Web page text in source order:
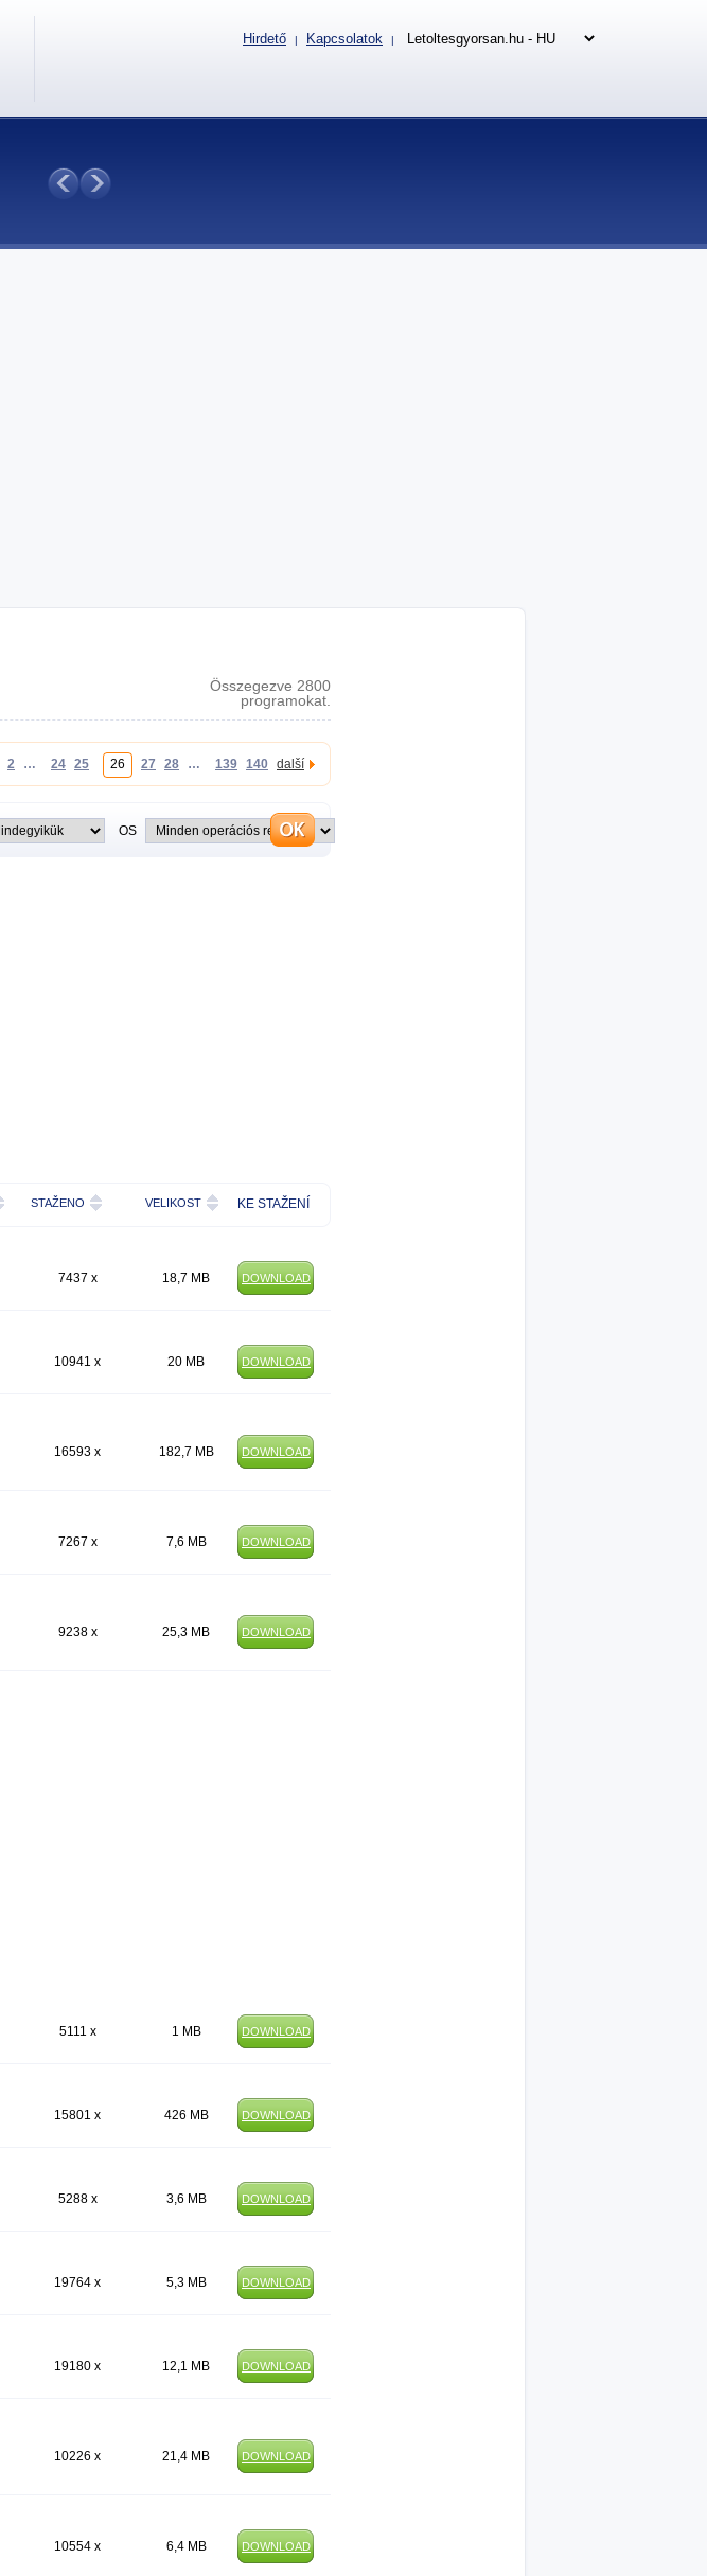
Összegezve 2800
programokat.
2 … 24 25 26 27 28 … 139 140 další
OS
STAŽENO VELIKOST KE STAŽENÍ
7437 x 18,7 MB DOWNLOAD
10941 x 20 MB DOWNLOAD
16593 x 182,7 MB DOWNLOAD
7267 x 7,6 MB DOWNLOAD
9238 x 25,3 MB DOWNLOAD
5111 x 1 MB DOWNLOAD
15801 x 426 MB DOWNLOAD
5288 x 3,6 MB DOWNLOAD
19764 x 5,3 MB DOWNLOAD
19180 x 12,1 MB DOWNLOAD
10226 x 21,4 MB DOWNLOAD
10554 x 6,4 MB DOWNLOAD
Hirdető | Kapcsolatok |